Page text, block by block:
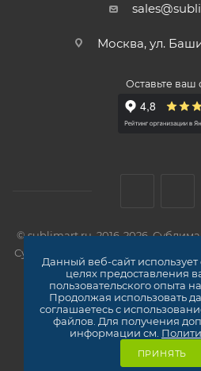
Москва, ул.
Оставьте ваш
© sublimart.ru, 2016-2026.
Сувенирная продукция оптом.
использование материалов
правообладателя
Карта
Данный веб-сайт
целях предоставления
пользовательского опыта
Продолжая использовать
соглашаетесь с
файлов. Для получения
информации см.
ПРИНЯТЬ